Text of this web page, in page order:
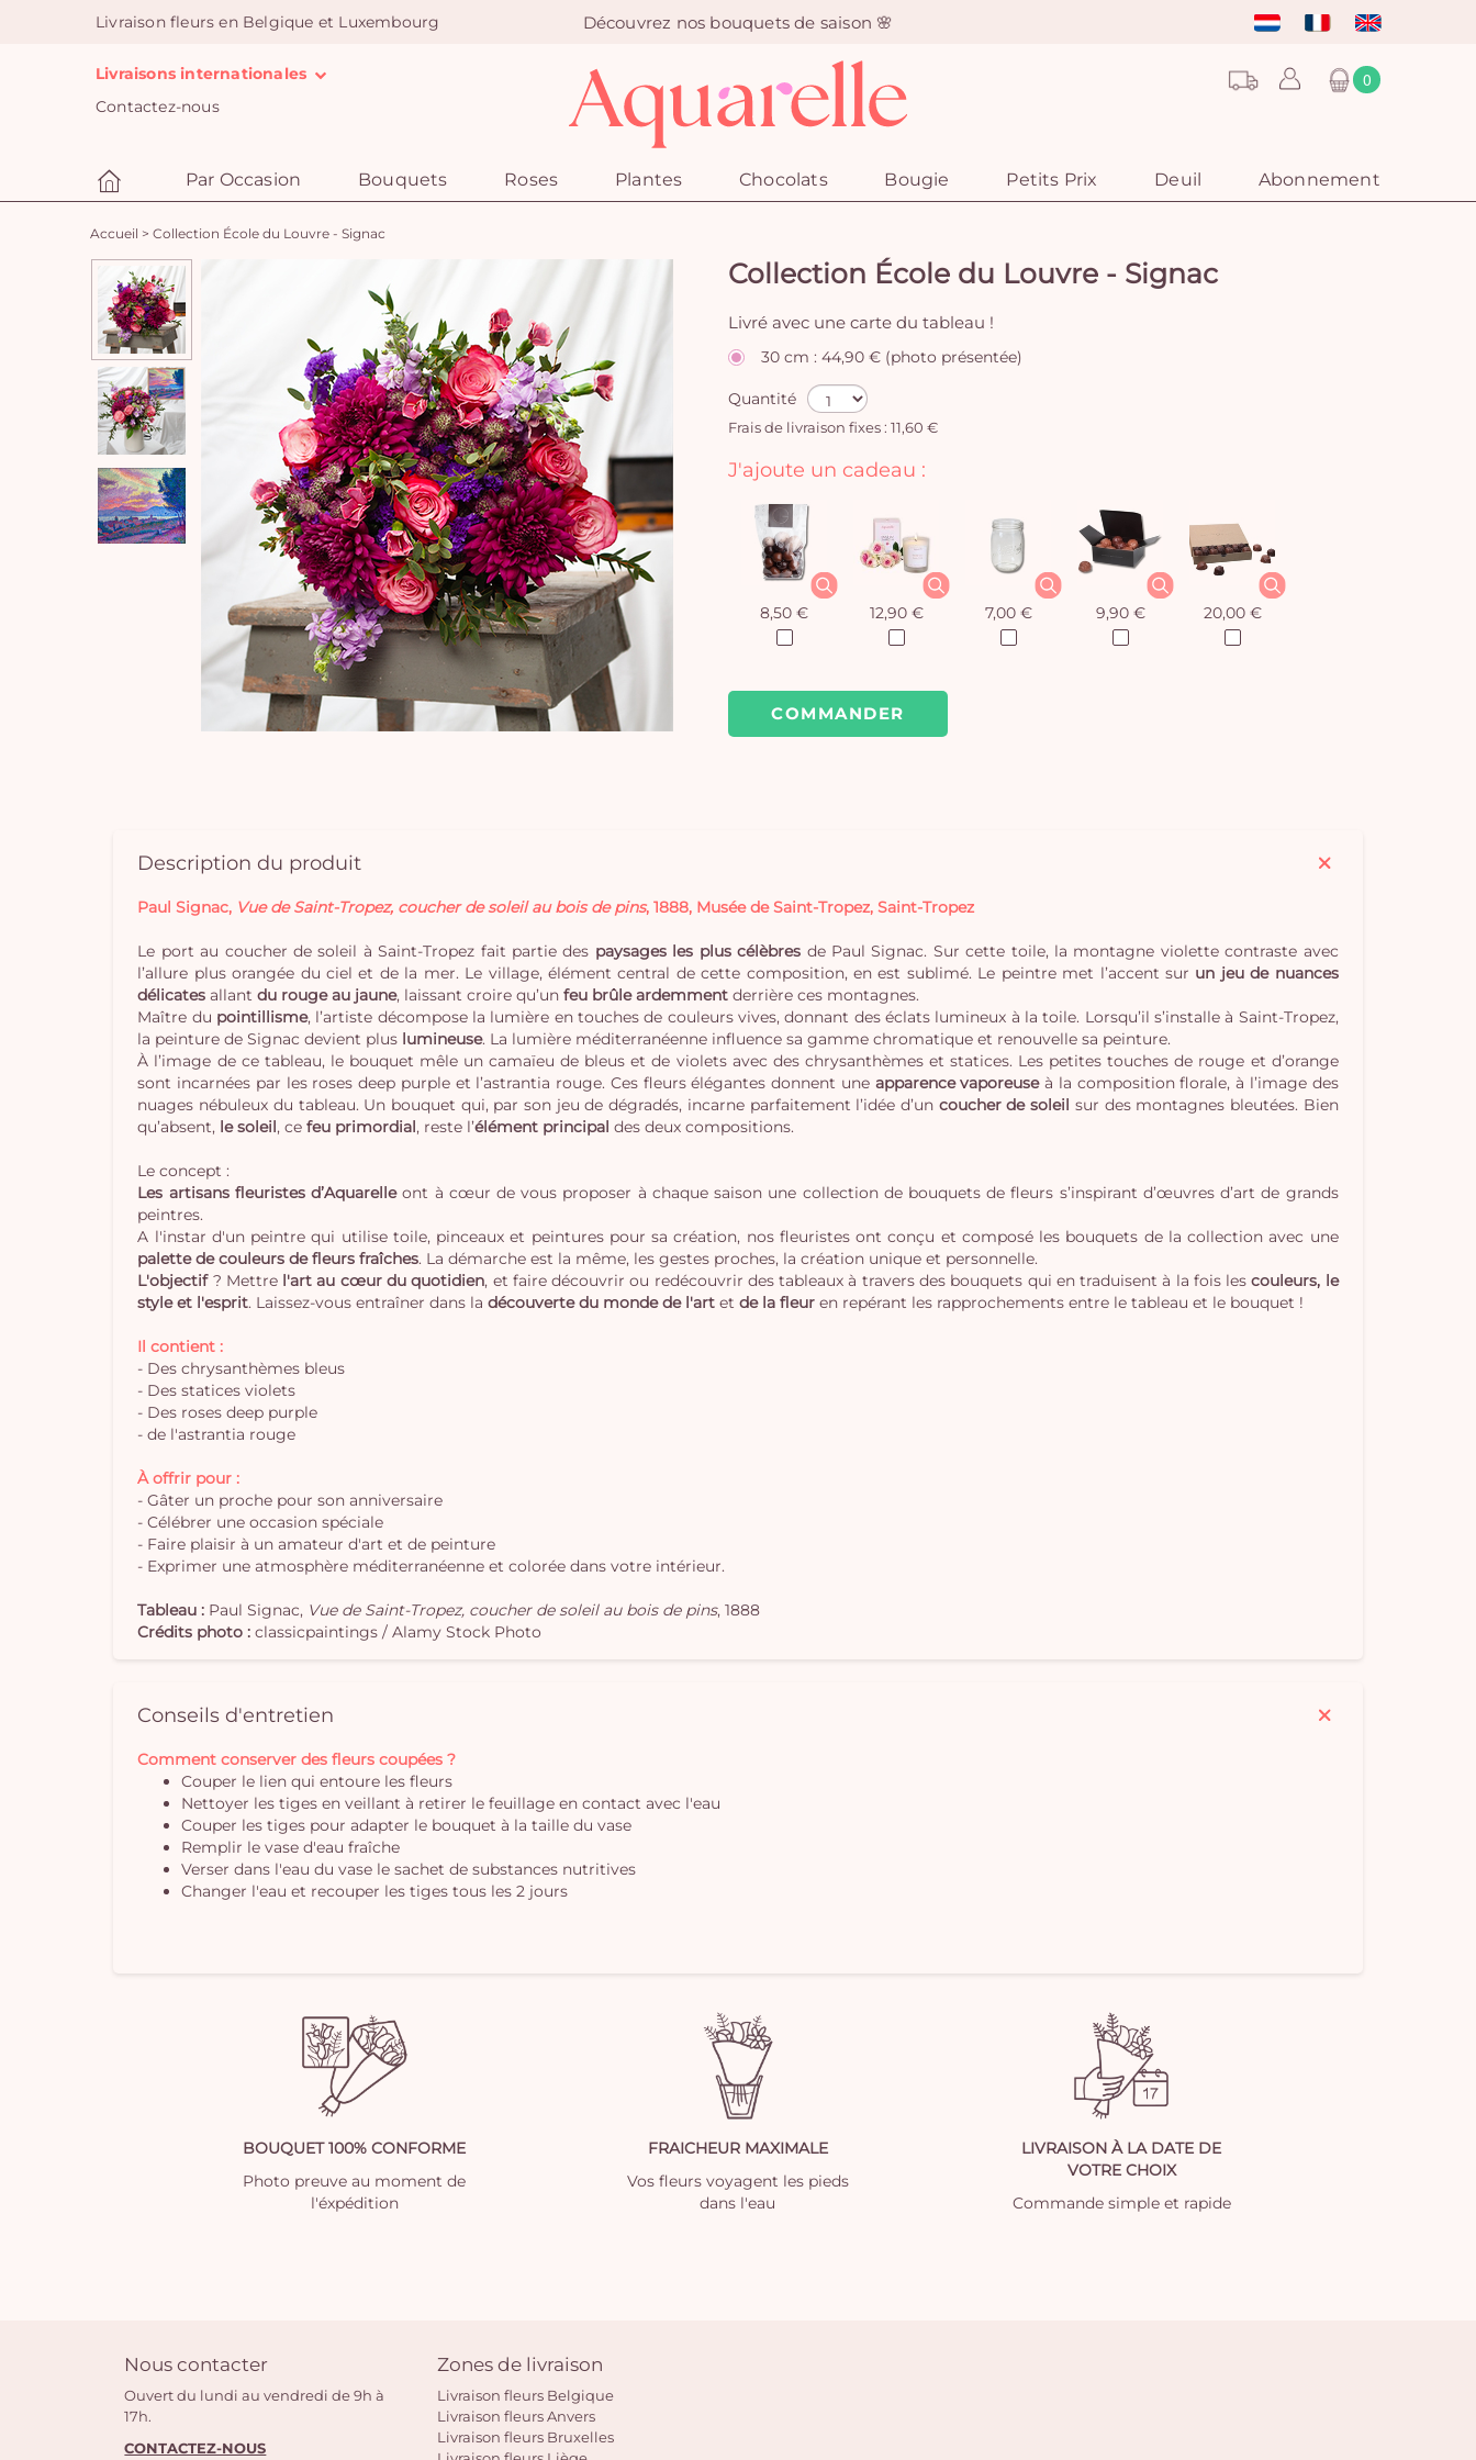
Livraison fleurs en Belgique et Luxembourg Découvrez nos bouquets de saison 🌸
Livraisons internationales
Contactez-nous
0
Par Occasion Bouquets Roses Plantes Chocolats Bougie Petits Prix Deuil Abonnement
Accueil > Collection École du Louvre - Signac
Collection École du Louvre - Signac
Livré avec une carte du tableau !
30 cm : 44,90 € (photo présentée)
Quantité
Frais de livraison fixes : 11,60 €
COMMANDER
J'ajoute un cadeau :
8,50 € 12,90 € 7,00 € 9,90 € 20,00 €
Description du produit
Paul Signac, Vue de Saint-Tropez, coucher de soleil au bois de pins, 1888, Musée de Saint-Tropez, Saint-Tropez
Le port au coucher de soleil à Saint-Tropez fait partie des paysages les plus célèbres de Paul Signac. Sur cette toile, la montagne violette contraste avec
l’allure plus orangée du ciel et de la mer. Le village, élément central de cette composition, en est sublimé. Le peintre met l’accent sur un jeu de nuances
délicates allantdu rouge au jaune, laissant croire qu’unfeu brûle ardemment derrière ces montagnes.
Maître du pointillisme, l’artiste décompose la lumière en touches de couleurs vives, donnant des éclats lumineux à la toile. Lorsqu’il s’installe à Saint-Tropez,
la peinture de Signac devient plus lumineuse. La lumière méditerranéenne influence sa gamme chromatique et renouvelle sa peinture.
À l’image de ce tableau, le bouquet mêle un camaïeu de bleus et de violets avec des chrysanthèmes et statices. Les petites touches de rouge et d’orange
sont incarnées par les roses deep purple et l’astrantia rouge. Ces fleurs élégantes donnent une apparence vaporeuseà la composition florale, à l’image des
nuages nébuleux du tableau. Un bouquet qui, par son jeu de dégradés, incarne parfaitement l’idée d’un coucher de soleil sur des montagnes bleutées. Bien
qu’absent, le soleil, cefeu primordial, reste l’élément principal des deux compositions.
Le concept :
Les artisans fleuristes d’Aquarelleont à cœur de vous proposer à chaque saison une collection de bouquets de fleurs s’inspirant d’œuvres d’art de grands
peintres.
A l'instar d'un peintre qui utilise toile, pinceaux et peintures pour sa création, nos fleuristes ont conçu et composé les bouquets de la collection avec une
palette de couleurs de fleurs fraîches. La démarche est la même, les gestes proches, la création unique et personnelle.
L'objectif ? Mettre l'art au cœur du quotidien, et faire découvrir ou redécouvrir des tableaux à travers des bouquets qui en traduisent à la fois lescouleurs, le
style et l'esprit. Laissez-vous entraîner dans ladécouverte du monde de l'art etde la fleur en repérant les rapprochements entre le tableau et le bouquet !
Il contient :
- Des chrysanthèmes bleus
- Des statices violets
- Des roses deep purple
- de l'astrantia rouge
À offrir pour :
- Gâter un proche pour son anniversaire
- Célébrer une occasion spéciale
- Faire plaisir à un amateur d'art et de peinture
- Exprimer une atmosphère méditerranéenne et colorée dans votre intérieur.
Tableau : Paul Signac, Vue de Saint-Tropez, coucher de soleil au bois de pins, 1888
Crédits photo : classicpaintings / Alamy Stock Photo
Conseils d'entretien
Comment conserver des fleurs coupées ?
Couper le lien qui entoure les fleurs
Nettoyer les tiges en veillant à retirer le feuillage en contact avec l'eau
Couper les tiges pour adapter le bouquet à la taille du vase
Remplir le vase d'eau fraîche
Verser dans l'eau du vase le sachet de substances nutritives
Changer l'eau et recouper les tiges tous les 2 jours
BOUQUET 100% CONFORME
Photo preuve au moment de
l'éxpédition
FRAICHEUR MAXIMALE
Vos fleurs voyagent les pieds
dans l'eau
LIVRAISON À LA DATE DE
VOTRE CHOIX
Commande simple et rapide
Nous contacter
Ouvert du lundi au vendredi de 9h à
17h.
CONTACTEZ-NOUS
Zones de livraison
Livraison fleurs Belgique
Livraison fleurs Anvers
Livraison fleurs Bruxelles